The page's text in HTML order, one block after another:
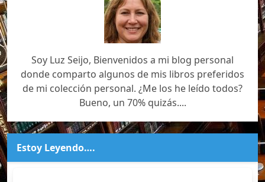
Soy Luz Seijo, Bienvenidos a mi blog personal
donde comparto algunos de mis libros preferidos
de mi colección personal. ¿Me los he leído todos?
Bueno, un 70% quizás....
Estoy Leyendo….